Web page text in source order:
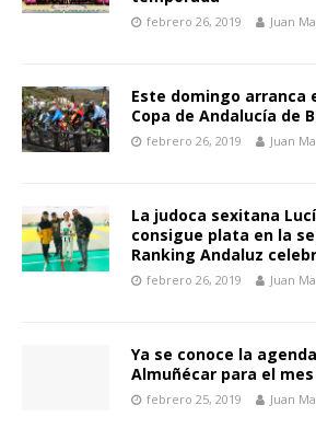
febrero 26, 2019 Juan
Este domingo arranca
Copa de Andalucía de
febrero 26, 2019 Juan
La judoca sexitana
consigue plata en la
Ranking Andaluz
febrero 26, 2019 Juan
Ya se conoce la
Almuñécar para el
febrero 25, 2019 Juan